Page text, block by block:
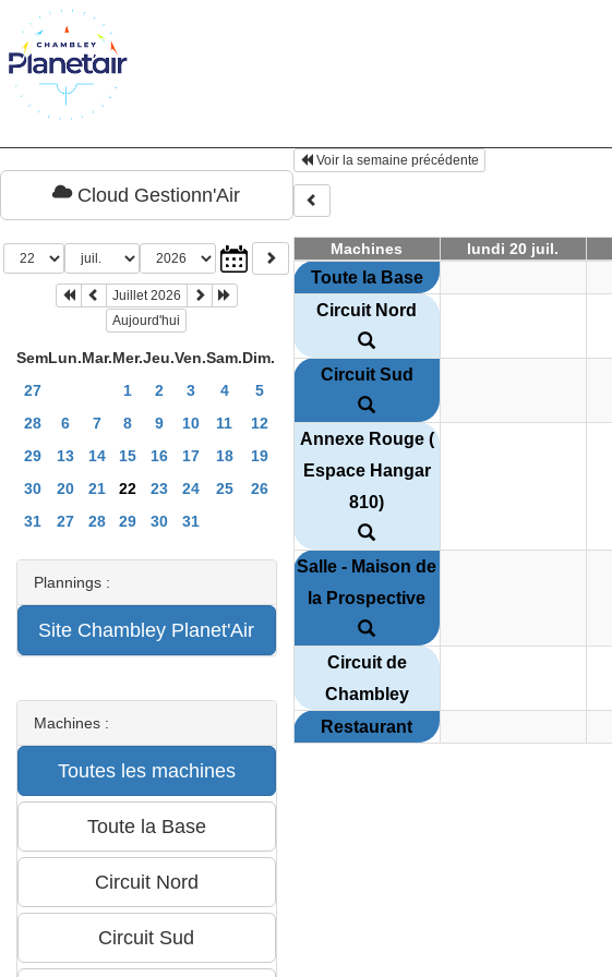
Cloud Gestionn'Air
Juillet 2026
Aujourd'hui
SemLun.Mar.Mer.Jeu.Ven.Sam.Dim.
27
1 2 3 4
5
28
6 7 8 9 10 11
12
29
13 14 15 16 17 18
19
30
20 21 22 23 24 25
26
31
27 28 29 30 31
Plannings :
Machines :
Voir la semaine précédente
Machines lundi 20 juil.
Toute la Base
Circuit Nord
Circuit Sud
Annexe Rouge (
Espace Hangar
810)
Salle - Maison de
la Prospective
Circuit de
Chambley
Restaurant